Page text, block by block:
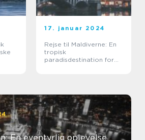
17. januar 2024
Rejse til Maldiverne: En
tropisk
paradisdestination for
En eventyrlig oplevelse